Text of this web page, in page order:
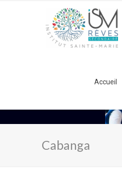
Accueil
Cabanga